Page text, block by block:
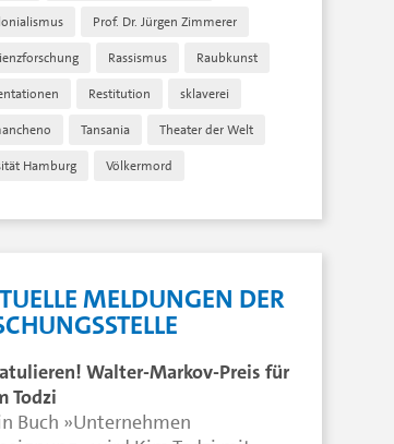
Prof. Dr. Jürgen Zimmerer
Rassismus Raubkunst
Restitution sklaverei
Tansania Theater der Welt
Hamburg Völkermord
MELDUNGEN DER
Walter-Markov-Preis für
Todzi
Buch »Unternehmen